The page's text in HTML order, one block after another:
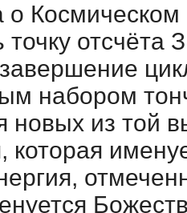
о
точку отсчёта
набором
новых из той
которая